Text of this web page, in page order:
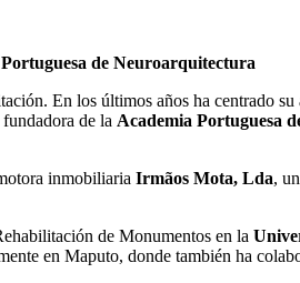
de Neuroarquitectura
En los últimos años ha centrado
de la Academia Portuguesa
inmobiliaria Irmãos Mota, Lda,
de Monumentos en la
en Maputo, donde también ha